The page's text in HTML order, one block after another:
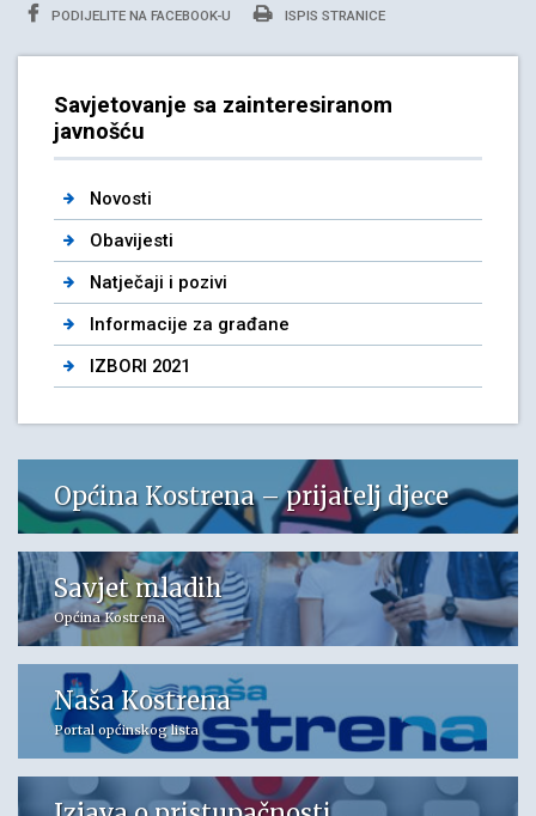
PODIJELITE NA FACEBOOK-U ISPIS STRANICE
Savjetovanje sa zainteresiranom
javnošću
Novosti
Obavijesti
Natječaji i pozivi
Informacije za građane
IZBORI 2021
Općina Kostrena – prijatelj djece
Savjet mladih
Općina Kostrena
Naša Kostrena
Portal općinskog lista